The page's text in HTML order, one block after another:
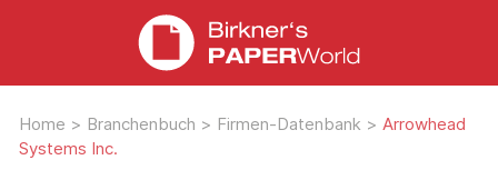
Home > Branchenbuch > Firmen-Datenbank > Arrowhead
Systems Inc.